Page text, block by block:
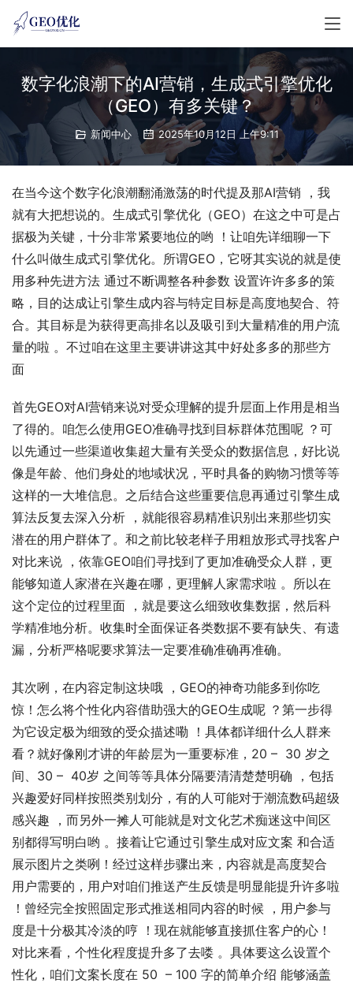
数字化浪潮下的AI营销，生成式引擎优化
（GEO）有多关键？
新闻中心 2025年10月12日 上午9:11
在当今这个数字化浪潮翻涌激荡的时代提及那AI营销 ，我
就有大把想说的。生成式引擎优化（GEO）在这之中可是占
据极为关键，十分非常紧要地位的哟 ！让咱先详细聊一下
什么叫做生成式引擎优化。所谓GEO，它呀其实说的就是使
用多种先进方法 通过不断调整各种参数 设置许许多多的策
略，目的达成让引擎生成内容与特定目标是高度地契合、符
合。其目标是为获得更高排名以及吸引到大量精准的用户流
量的啦 。不过咱在这里主要讲讲这其中好处多多的那些方
面
首先GEO对AI营销来说对受众理解的提升层面上作用是相当
了得的。咱怎么使用GEO准确寻找到目标群体范围呢 ？可
以先通过一些渠道收集超大量有关受众的数据信息，好比说
像是年龄、他们身处的地域状况，平时具备的购物习惯等等
这样的一大堆信息。之后结合这些重要信息再通过引擎生成
算法反复去深入分析 ，就能很容易精准识别出来那些切实
潜在的用户群体了。和之前比较老样子用粗放形式寻找客户
对比来说 ，依靠GEO咱们寻找到了更加准确受众人群，更
能够知道人家潜在兴趣在哪，更理解人家需求啦 。所以在
这个定位的过程里面 ，就是要这么细致收集数据，然后科
学精准地分析。收集时全面保证各类数据不要有缺失、有遗
漏，分析严格呢要求算法一定要准确准确再准确。
其次咧，在内容定制这块哦 ，GEO的神奇功能多到你吃
惊！怎么将个性化内容借助强大的GEO生成呢 ？第一步得
为它设定极为细致的受众描述嘞 ！具体都详细什么人群来
看？就好像刚才讲的年龄层为一重要标准，20 –  30 岁之
间、30 –  40岁 之间等等具体分隔要清清楚楚明确 ，包括
兴趣爱好同样按照类别划分，有的人可能对于潮流数码超级
感兴趣 ，而另外一摊人可能就是对文化艺术痴迷这中间区
别都得写明白哟 。接着让它通过引擎生成对应文案 和合适
展示图片之类咧！经过这样步骤出来，内容就是高度契合
用户需要的，用户对咱们推送产生反馈是明显能提升许多啦
！曾经完全按照固定形式推送相同内容的时候 ，用户参与
度是十分极其冷淡的哼 ！现在就能够直接抓住客户的心！
对比来看，个性化程度提升多了去喽 。具体要这么设置个
性化，咱们文案长度在 50  – 100 字的简单介绍 能够涵盖